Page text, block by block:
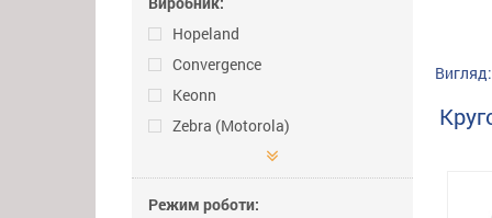
Hopeland
Convergence
Keonn
Zebra (Motorola)
Режим роботи:
Вигляд: